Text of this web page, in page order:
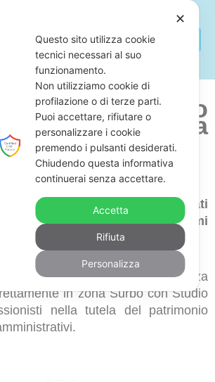
Per Fermo
Zona
uno studio legale di avvocati
cancellazione di fermi
zona Surbo?
di richiedere una consulenza
in zona Surbo con Studio
nella tutela del patrimonio
✕
Questo sito utilizza cookie
tecnici necessari al suo
funzionamento.
Non utilizziamo cookie di
profilazione o di terze parti.
Puoi accettare, rifiutare o
personalizzare i cookie
premendo i pulsanti desiderati.
Chiudendo questa informativa
continuerai senza accettare.
Accetta
Rifiuta
Personalizza